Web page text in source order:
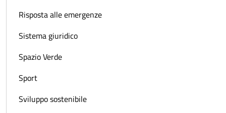
Risposta alle emergenze
Sistema giuridico
Spazio Verde
Sport
Sviluppo sostenibile